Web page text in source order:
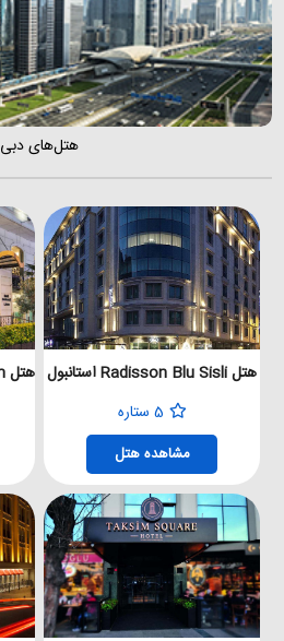
هتل‌های دبی
هتل Radisson Blu Sisli استانبول
5 ستاره
مشاهده هتل
هتل Occidental Taksim استانبول